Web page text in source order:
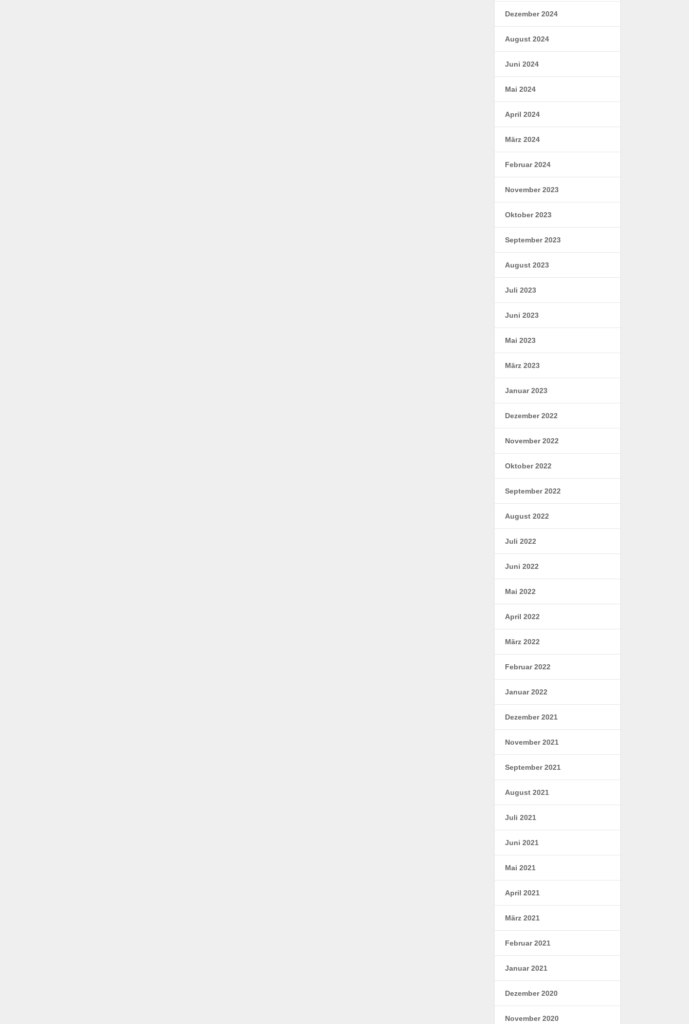
Dezember 2024
August 2024
Juni 2024
Mai 2024
April 2024
März 2024
Februar 2024
November 2023
Oktober 2023
September 2023
August 2023
Juli 2023
Juni 2023
Mai 2023
März 2023
Januar 2023
Dezember 2022
November 2022
Oktober 2022
September 2022
August 2022
Juli 2022
Juni 2022
Mai 2022
April 2022
März 2022
Februar 2022
Januar 2022
Dezember 2021
November 2021
September 2021
August 2021
Juli 2021
Juni 2021
Mai 2021
April 2021
März 2021
Februar 2021
Januar 2021
Dezember 2020
November 2020